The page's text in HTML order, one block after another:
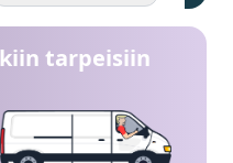
tarpeisiin